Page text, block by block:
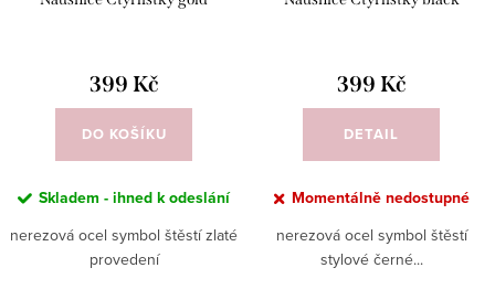
399 Kč
DO KOŠÍKU
Skladem - ihned k odeslání
nerezová ocel symbol štěstí zlaté
provedení
399 Kč
DETAIL
Momentálně nedostupné
nerezová ocel symbol štěstí
stylové černé...